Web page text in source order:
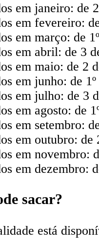
em janeiro: de
em fevereiro:
em março: de
em abril: de 3
em maio: de 2
em junho: de
em julho: de 3
em agosto: de
em setembro:
em outubro: de
em novembro:
em dezembro:
sacar?
está